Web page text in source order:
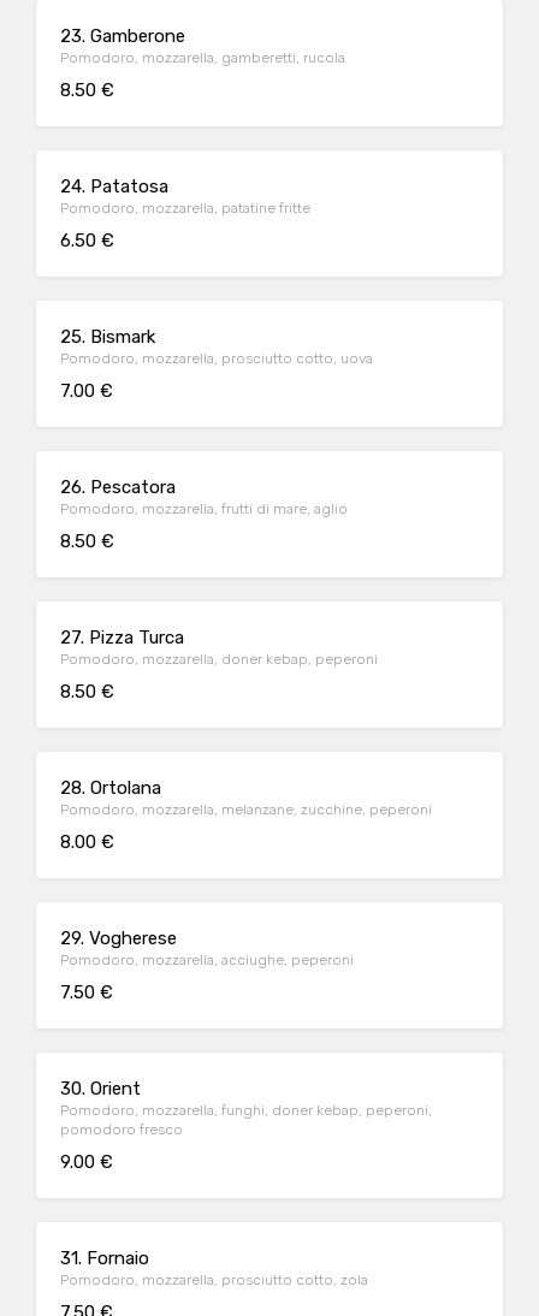
23. Gamberone
Pomodoro, mozzarella, gamberetti, rucola
8.50 €
24. Patatosa
Pomodoro, mozzarella, patatine fritte
6.50 €
25. Bismark
Pomodoro, mozzarella, prosciutto cotto, uova
7.00 €
26. Pescatora
Pomodoro, mozzarella, frutti di mare, aglio
8.50 €
27. Pizza Turca
Pomodoro, mozzarella, doner kebap, peperoni
8.50 €
28. Ortolana
Pomodoro, mozzarella, melanzane, zucchine, peperoni
8.00 €
29. Vogherese
Pomodoro, mozzarella, acciughe, peperoni
7.50 €
30. Orient
Pomodoro, mozzarella, funghi, doner kebap, peperoni,
pomodoro fresco
9.00 €
31. Fornaio
Pomodoro, mozzarella, prosciutto cotto, zola